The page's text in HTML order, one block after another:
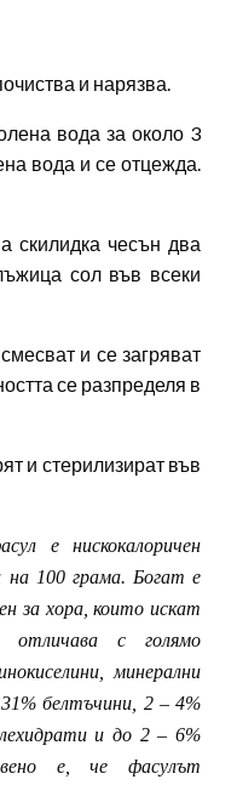
и нарязва.
вода за около 3
вода и се отцежда.
скилидка чесън два
сол във всеки
и се загряват
се разпределя в
и стерилизират във
е нискокалоричен
на 100 грама. Богат е
за хора, които искат
с голямо
минерални
белтъчини, 2 – 4%
и до 2 – 6%
е, че фасулът